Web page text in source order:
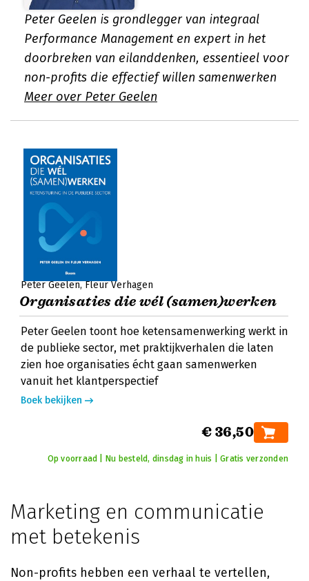
Peter Geelen is grondlegger van integraal
Performance Management en expert in het
doorbreken van eilanddenken, essentieel voor
non-profits die effectief willen samenwerken
Meer over Peter Geelen
Peter Geelen Fleur Verhagen
Organisaties die wél (samen)werken
Peter Geelen toont hoe ketensamenwerking werkt in
de publieke sector, met praktijkverhalen die laten
zien hoe organisaties écht gaan samenwerken
vanuit het klantperspectief
Boek bekijken
€ 36,50
Op voorraad | Nu besteld, dinsdag in huis | Gratis verzonden
Marketing en communicatie
met betekenis
Non-profits hebben een verhaal te vertellen,